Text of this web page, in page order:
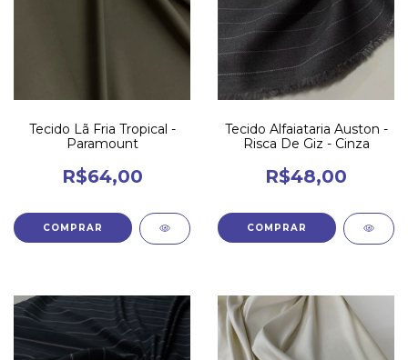
Tecido Lã Fria Tropical -
Paramount
R$64,00
Tecido Alfaiataria Auston -
Risca De Giz - Cinza
R$48,00